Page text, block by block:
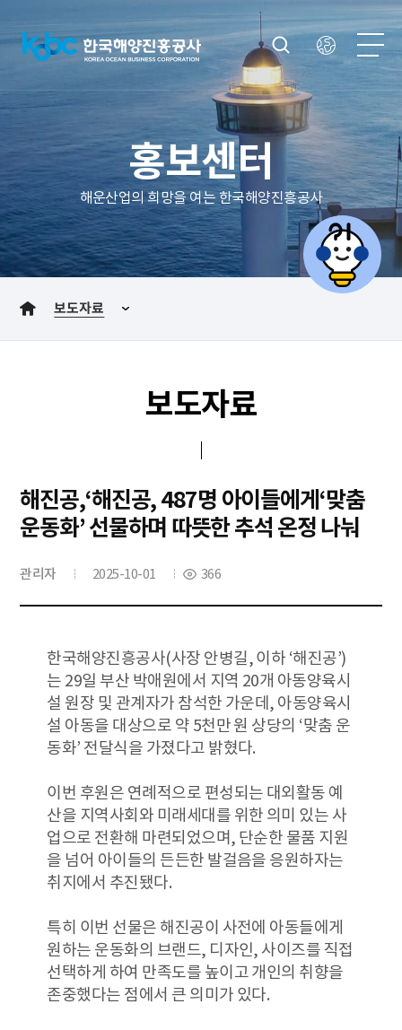
홍보센터
해운산업의 희망을 여는 한국해양진흥공사
보도자료
보도자료
해진공,‘해진공, 487명 아이들에게‘맞춤
운동화’ 선물하며 따뜻한 추석 온정 나눠
관리자 2025-10-01 366
한국해양진흥공사(사장 안병길, 이하 ‘해진공’)
는 29일 부산 박애원에서 지역 20개 아동양육시
설 원장 및 관계자가 참석한 가운데, 아동양육시
설 아동을 대상으로 약 5천만 원 상당의 ‘맞춤 운
동화’ 전달식을 가졌다고 밝혔다.
이번 후원은 연례적으로 편성되는 대외활동 예
산을 지역사회와 미래세대를 위한 의미 있는 사
업으로 전환해 마련되었으며, 단순한 물품 지원
을 넘어 아이들의 든든한 발걸음을 응원하자는
취지에서 추진됐다.
특히 이번 선물은 해진공이 사전에 아동들에게
원하는 운동화의 브랜드, 디자인, 사이즈를 직접
선택하게 하여 만족도를 높이고 개인의 취향을
존중했다는 점에서 큰 의미가 있다.